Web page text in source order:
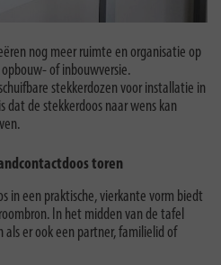
nog meer ruimte en organisatie op
of inbouwversie.
stekkerdozen voor installatie in
de stekkerdoos naar wens kan
toren
in een praktische, vierkante vorm biedt
In het midden van de tafel
er ook een partner, familielid of